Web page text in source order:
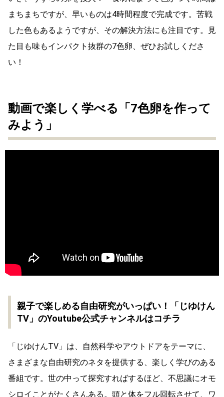
まちまちですが、早いものは4時間程度で完成です。苦戦
した色もあるようですが、その解決方法にも注目です。見
た目も味もインパクト抜群の7色卵、ぜひお試しくださ
い！
動画で楽しく学べる「7色卵を作って
みよう」
親子で楽しめる自由研究がいっぱい！「じゆけん
TV」のYoutube公式チャンネルはコチラ
「じゆけんTV」は、自然科学やアウトドアをテーマに、
さまざまな自由研究のネタを提供する、楽しく学びのある
番組です。世の中って探究すればするほど、不思議にオモ
シロイことがたくさんある。頭と体をフル回転させて、ワ